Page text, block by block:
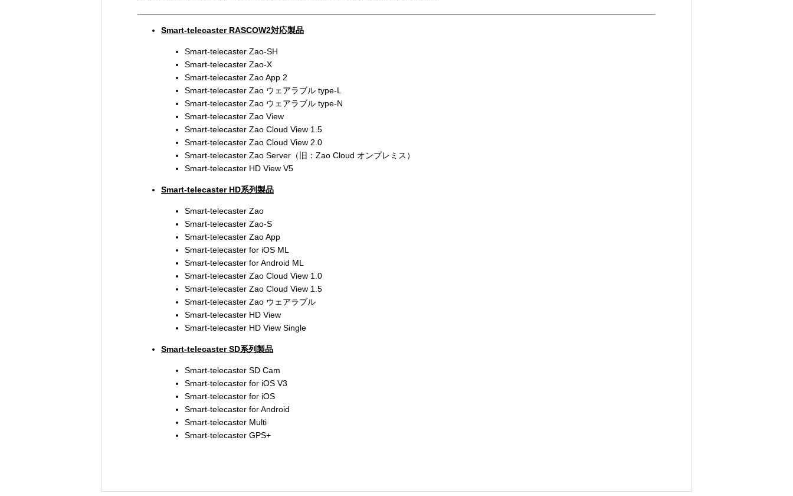
Smart-telecaster RASCOW2対応製品
Smart-telecaster Zao-SH
Smart-telecaster Zao-X
Smart-telecaster Zao App 2
Smart-telecaster Zao ウェアラブル type-L
Smart-telecaster Zao ウェアラブル type-N
Smart-telecaster Zao View
Smart-telecaster Zao Cloud View 1.5
Smart-telecaster Zao Cloud View 2.0
Smart-telecaster Zao Server（旧：Zao Cloud オンプレミス）
Smart-telecaster HD View V5
Smart-telecaster HD系列製品
Smart-telecaster Zao
Smart-telecaster Zao-S
Smart-telecaster Zao App
Smart-telecaster for iOS ML
Smart-telecaster for Android ML
Smart-telecaster Zao Cloud View 1.0
Smart-telecaster Zao Cloud View 1.5
Smart-telecaster Zao ウェアラブル
Smart-telecaster HD View
Smart-telecaster HD View Single
Smart-telecaster SD系列製品
Smart-telecaster SD Cam
Smart-telecaster for iOS V3
Smart-telecaster for iOS
Smart-telecaster for Android
Smart-telecaster Multi
Smart-telecaster GPS+